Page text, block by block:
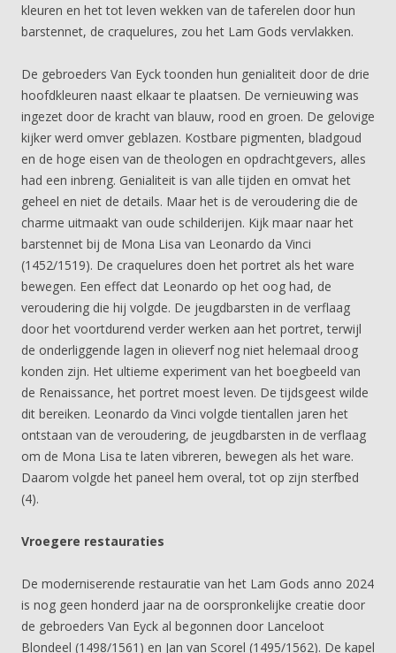
kleuren en het tot leven wekken van de taferelen door hun
barstennet, de craquelures, zou het Lam Gods vervlakken.
De gebroeders Van Eyck toonden hun genialiteit door de drie
hoofdkleuren naast elkaar te plaatsen. De vernieuwing was
ingezet door de kracht van blauw, rood en groen. De gelovige
kijker werd omver geblazen. Kostbare pigmenten, bladgoud
en de hoge eisen van de theologen en opdrachtgevers, alles
had een inbreng. Genialiteit is van alle tijden en omvat het
geheel en niet de details. Maar het is de veroudering die de
charme uitmaakt van oude schilderijen. Kijk maar naar het
barstennet bij de Mona Lisa van Leonardo da Vinci
(1452/1519). De craquelures doen het portret als het ware
bewegen. Een effect dat Leonardo op het oog had, de
veroudering die hij volgde. De jeugdbarsten in de verflaag
door het voortdurend verder werken aan het portret, terwijl
de onderliggende lagen in olieverf nog niet helemaal droog
konden zijn. Het ultieme experiment van het boegbeeld van
de Renaissance, het portret moest leven. De tijdsgeest wilde
dit bereiken. Leonardo da Vinci volgde tientallen jaren het
ontstaan van de veroudering, de jeugdbarsten in de verflaag
om de Mona Lisa te laten vibreren, bewegen als het ware.
Daarom volgde het paneel hem overal, tot op zijn sterfbed
(4).
Vroegere restauraties
De moderniserende restauratie van het Lam Gods anno 2024
is nog geen honderd jaar na de oorspronkelijke creatie door
de gebroeders Van Eyck al begonnen door Lanceloot
Blondeel (1498/1561) en Jan van Scorel (1495/1562). De kapel